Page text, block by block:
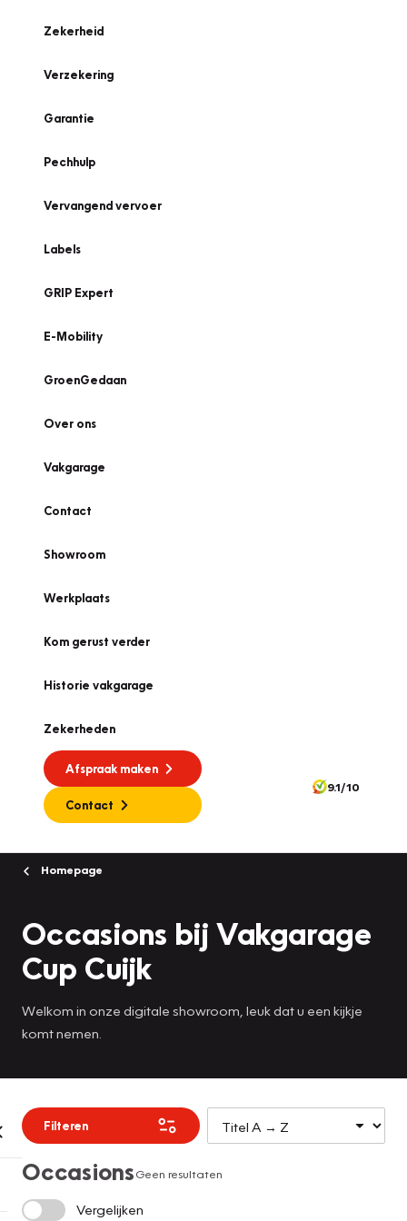
Zekerheid
Verzekering
Garantie
Pechhulp
Vervangend vervoer
Labels
GRIP Expert
E-Mobility
GroenGedaan
Over ons
Vakgarage
Contact
Showroom
Werkplaats
Kom gerust verder
Historie vakgarage
Zekerheden
Afspraak maken
Contact
9.1/10
Homepage
Occasions bij Vakgarage
Cup Cuijk
Welkom in onze digitale showroom, leuk dat u een kijkje
komt nemen.
Filteren
OccasionsGeen resultaten
Vergelijken